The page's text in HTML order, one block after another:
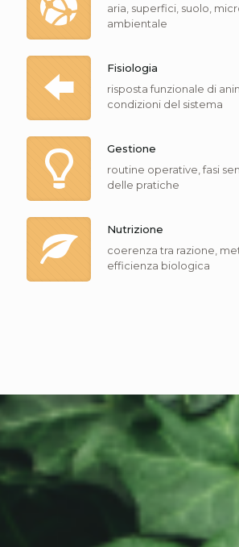
aria, superfici, suolo,
ambientale
Fisiologia
risposta funzionale di
condizioni del sistema
Gestione
routine operative, fasi
delle pratiche
Nutrizione
coerenza tra razione,
efficienza biologica